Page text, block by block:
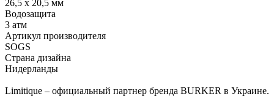
26,5 x 20,5 мм
Водозащита
3 атм
Артикул производителя
SOGS
Страна дизайна
Нидерланды
Limitique – официальный партнер бренда BURKER в Украине.